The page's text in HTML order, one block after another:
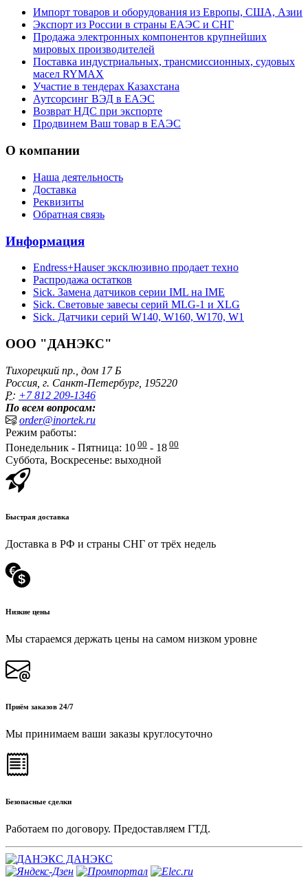
Импорт товаров и оборудования из Европы, США, Азии
Экспорт из России в страны ЕАЭС и СНГ
Продажа электронных компонентов крупнейших
мировых производителей
Поставка индустриальных, трансмиссионных, судовых
масел RYMAX
Участие в тендерах Казахстана
Аутсорсинг ВЭД в ЕАЭС
Возврат НДС при экспорте
Продвинем Ваш товар в ЕАЭС
О компании
Наша деятельность
Доставка
Реквизиты
Обратная связь
Информация
Endress+Hauser эксклюзивно продает техно
Распродажа остатков
Sick. Замена датчиков серии IML на IME
Sick. Световые завесы серий MLG-1 и XLG
Sick. Датчики серий W140, W160, W170, W1
ООО "ДАНЭКС"
Тихорецкий пр., дом 17 Б
Россия, г. Санкт-Петербург, 195220
P: +7 812 209-1346
По всем вопросам:
order@inortek.ru
Режим работы:
Понедельник - Пятница: 10 00 - 18 00
Суббота, Воскресенье: выходной
Быстрая доставка
Доставка в РФ и страны СНГ от трёх недель
Низкие цены
Мы стараемся держать цены на самом низком уровне
Приём заказов 24/7
Мы принимаем ваши заказы круглосуточно
Безопасные сделки
Работаем по договору. Предоставляем ГТД.
ДАНЭКС